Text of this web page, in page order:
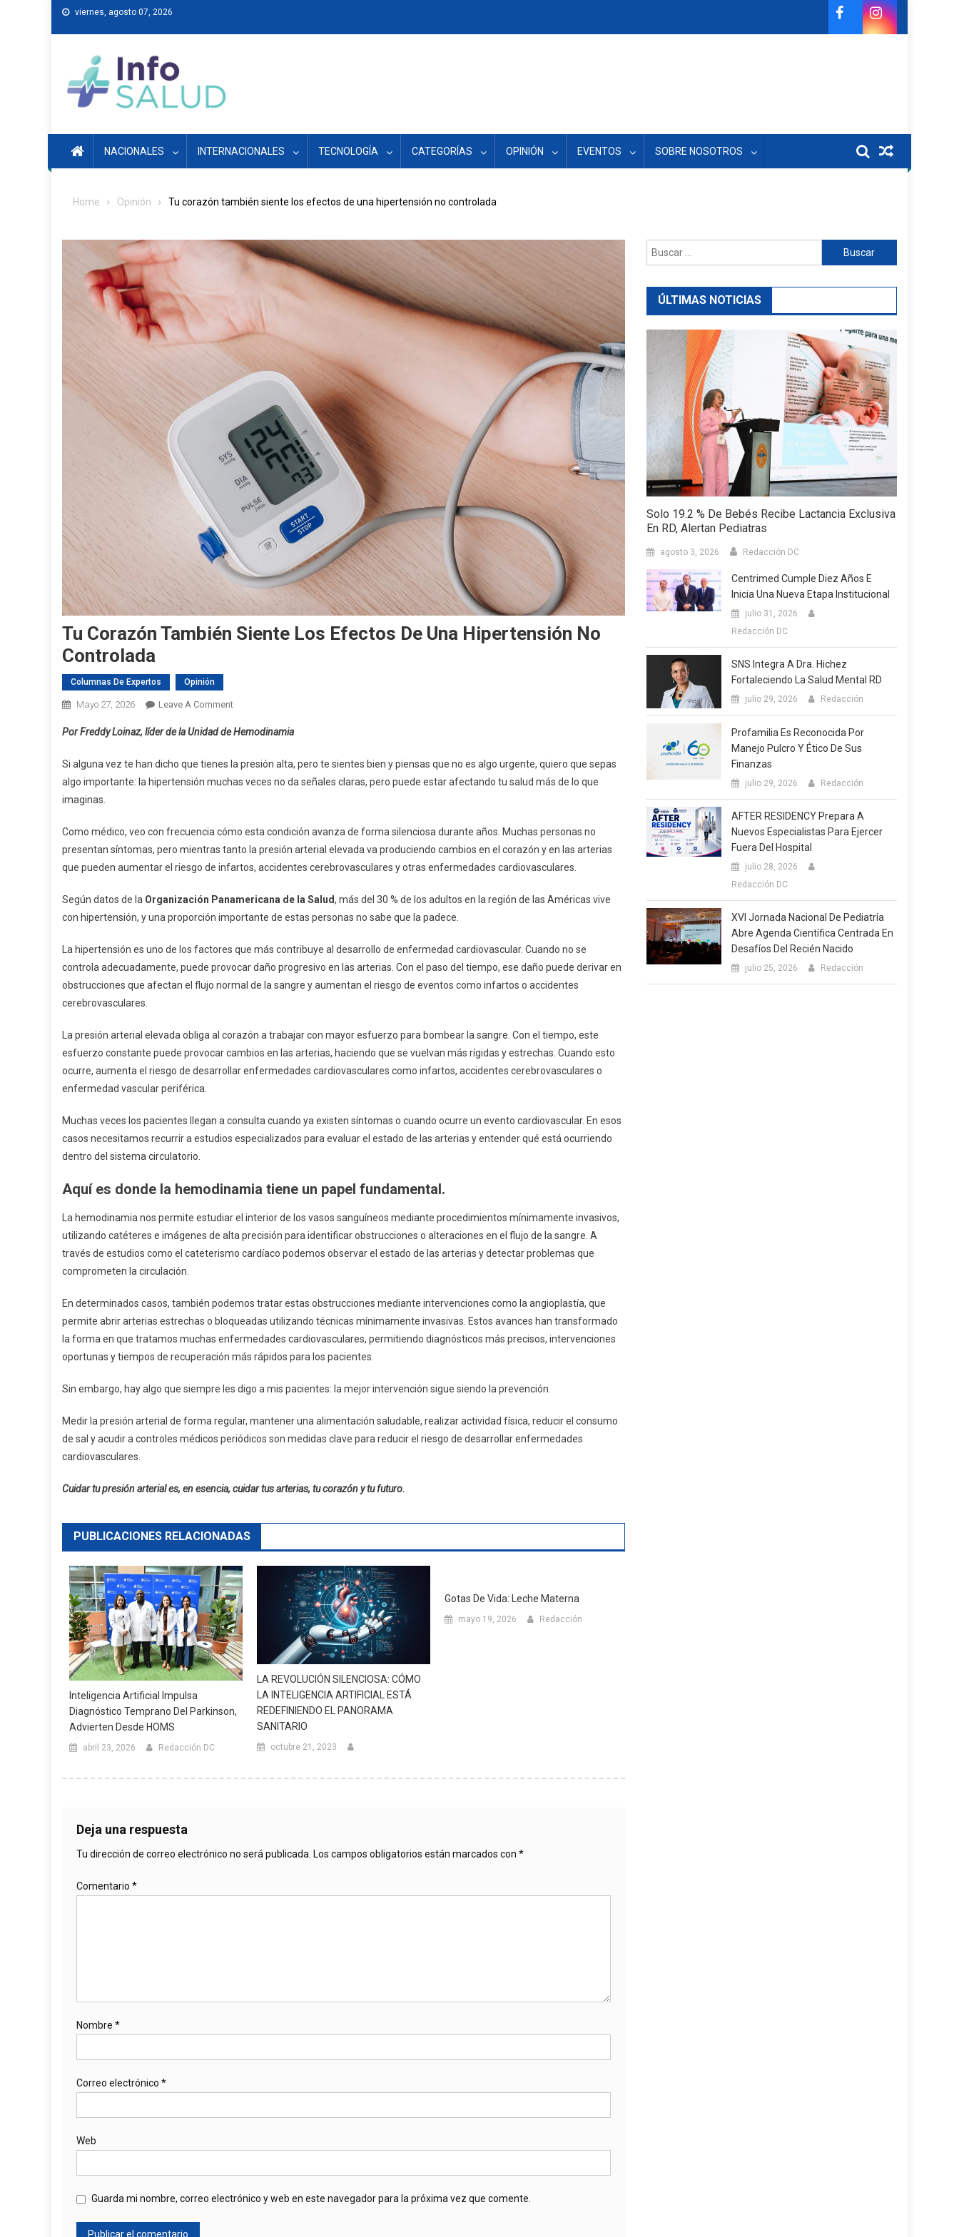
viernes, agosto 07, 2026
NACIONALES INTERNACIONALES TECNOLOGÍA CATEGORÍAS OPINIÓN EVENTOS SOBRE NOSOTROS
Home Opinión Tu corazón también siente los efectos de una hipertensión no controlada
Tu Corazón También Siente Los Efectos De Una Hipertensión No
Controlada
Columnas De Expertos Opinión
Mayo 27, 2026 Leave A CommentOn
Corazón
Siente
Los
Una
Hipertensión
No
Por Freddy Loinaz, líder de la Unidad de Hemodinamia
Si alguna vez te han dicho que tienes la presión alta, pero te sientes bien y piensas que no es algo urgente, quiero que sepas
algo importante: la hipertensión muchas veces no da señales claras, pero puede estar afectando tu salud más de lo que
imaginas.
Como médico, veo con frecuencia cómo esta condición avanza de forma silenciosa durante años. Muchas personas no
presentan síntomas, pero mientras tanto la presión arterial elevada va produciendo cambios en el corazón y en las arterias
que pueden aumentar el riesgo de infartos, accidentes cerebrovasculares y otras enfermedades cardiovasculares.
Según datos de la Organización Panamericana de la Salud, más del 30 % de los adultos en la región de las Américas vive
con hipertensión, y una proporción importante de estas personas no sabe que la padece.
La hipertensión es uno de los factores que más contribuye al desarrollo de enfermedad cardiovascular. Cuando no se
controla adecuadamente, puede provocar daño progresivo en las arterias. Con el paso del tiempo, ese daño puede derivar en
obstrucciones que afectan el flujo normal de la sangre y aumentan el riesgo de eventos como infartos o accidentes
cerebrovasculares.
La presión arterial elevada obliga al corazón a trabajar con mayor esfuerzo para bombear la sangre. Con el tiempo, este
esfuerzo constante puede provocar cambios en las arterias, haciendo que se vuelvan más rígidas y estrechas. Cuando esto
ocurre, aumenta el riesgo de desarrollar enfermedades cardiovasculares como infartos, accidentes cerebrovasculares o
enfermedad vascular periférica.
Muchas veces los pacientes llegan a consulta cuando ya existen síntomas o cuando ocurre un evento cardiovascular. En esos
casos necesitamos recurrir a estudios especializados para evaluar el estado de las arterias y entender qué está ocurriendo
dentro del sistema circulatorio.
Aquí es donde la hemodinamia tiene un papel fundamental.
La hemodinamia nos permite estudiar el interior de los vasos sanguíneos mediante procedimientos mínimamente invasivos,
utilizando catéteres e imágenes de alta precisión para identificar obstrucciones o alteraciones en el flujo de la sangre. A
través de estudios como el cateterismo cardíaco podemos observar el estado de las arterias y detectar problemas que
comprometen la circulación.
En determinados casos, también podemos tratar estas obstrucciones mediante intervenciones como la angioplastía, que
permite abrir arterias estrechas o bloqueadas utilizando técnicas mínimamente invasivas. Estos avances han transformado
la forma en que tratamos muchas enfermedades cardiovasculares, permitiendo diagnósticos más precisos, intervenciones
oportunas y tiempos de recuperación más rápidos para los pacientes.
Sin embargo, hay algo que siempre les digo a mis pacientes: la mejor intervención sigue siendo la prevención.
Medir la presión arterial de forma regular, mantener una alimentación saludable, realizar actividad física, reducir el consumo
de sal y acudir a controles médicos periódicos son medidas clave para reducir el riesgo de desarrollar enfermedades
cardiovasculares.
Cuidar tu presión arterial es, en esencia, cuidar tus arterias, tu corazón y tu futuro.
PUBLICACIONES RELACIONADAS
Inteligencia Artificial Impulsa
Diagnóstico Temprano Del Parkinson,
Advierten Desde HOMS
abril 23, 2026 Redacción DC
LA REVOLUCIÓN SILENCIOSA: CÓMO
LA INTELIGENCIA ARTIFICIAL ESTÁ
REDEFINIENDO EL PANORAMA
SANITARIO
octubre 21, 2023
Gotas De Vida: Leche Materna
mayo 19, 2026 Redacción
Deja una respuesta
Tu dirección de correo electrónico no será publicada. Los campos obligatorios están marcados con *
Comentario *
Nombre *
Correo electrónico *
Web
Guarda mi nombre, correo electrónico y web en este navegador para la próxima vez que comente.
Buscar:
ÚLTIMAS NOTICIAS
Solo 19.2 % De Bebés Recibe Lactancia Exclusiva
En RD, Alertan Pediatras
agosto 3, 2026 Redacción DC
Centrimed Cumple Diez Años E
Inicia Una Nueva Etapa Institucional
julio 31, 2026
Redacción DC
SNS Integra A Dra. Hichez
Fortaleciendo La Salud Mental RD
julio 29, 2026 Redacción
Profamilia Es Reconocida Por
Manejo Pulcro Y Ético De Sus
Finanzas
julio 29, 2026 Redacción
AFTER RESIDENCY Prepara A
Nuevos Especialistas Para Ejercer
Fuera Del Hospital
julio 28, 2026
Redacción DC
XVI Jornada Nacional De Pediatría
Abre Agenda Científica Centrada En
Desafíos Del Recién Nacido
julio 25, 2026 Redacción